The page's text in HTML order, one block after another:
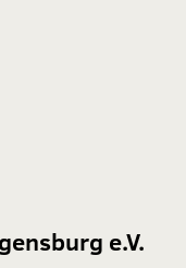
e.V.